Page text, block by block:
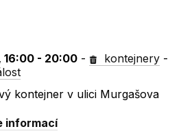
16:00 - 20:00 - kontejnery -
kontejner v ulici Murgašova
informací